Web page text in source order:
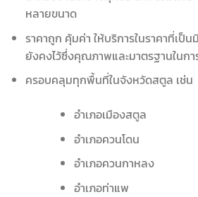
หลายขนาด
ราคาถูก คุ้มค่า ให้บริการในราคาที่เป็
ยังคงไว้ซึ่งคุณภาพและมาตรฐานในกา
ครอบคลุมทุกพื้นที่ในจังหวัดสตูล เช่น
อำเภอเมืองสตูล
อำเภอควนโดน
อำเภอควนกาหลง
อำเภอท่าแพ